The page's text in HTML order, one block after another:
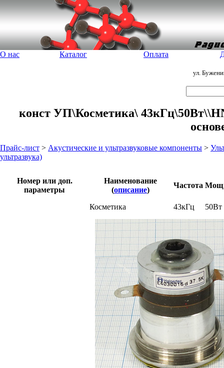
О нас Каталог Оплата
ул.
конст УП\Косметика\
Прайс-лист > Акустические и ультразвуковые компоненты >
ультразвука)
Номер или доп.
параметры
Наименование
(описание)
Частота
Косметика 43кГц 50Вт